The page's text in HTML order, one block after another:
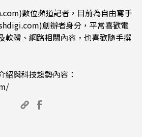
數位頻道記者，目前為自由寫手
創辦者身分，平常喜歡電
軟體、網路相關內容，也喜歡隨手撰
紹與科技趨勢內容：